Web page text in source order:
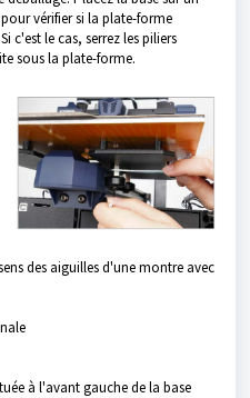
vérifier si la plate-forme
c'est le cas, serrez les piliers
sous la plate-forme.
des aiguilles d'une montre avec
à l'avant gauche de la base